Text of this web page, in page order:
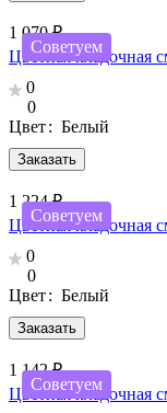
Советуем
1 070 ₽
Цветная кладочная
0
0
Заказать
Цвет: Белый
Советуем
1 224 ₽
Цветная кладочная
0
0
Заказать
Цвет: Белый
Советуем
1 142 ₽
Цветная кладочная